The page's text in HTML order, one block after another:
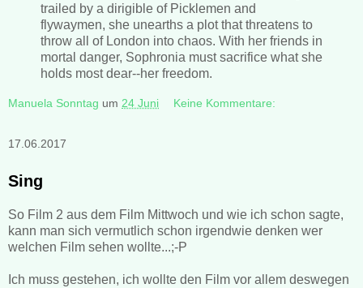
trailed by a dirigible of Picklemen and
flywaymen, she unearths a plot that threatens to
throw all of London into chaos. With her friends in
mortal danger, Sophronia must sacrifice what she
holds most dear--her freedom.
Manuela Sonntag um 24 Juni Keine Kommentare:
17.06.2017
Sing
So Film 2 aus dem Film Mittwoch und wie ich schon sagte,
kann man sich vermutlich schon irgendwie denken wer
welchen Film sehen wollte...;-P
Ich muss gestehen, ich wollte den Film vor allem deswegen